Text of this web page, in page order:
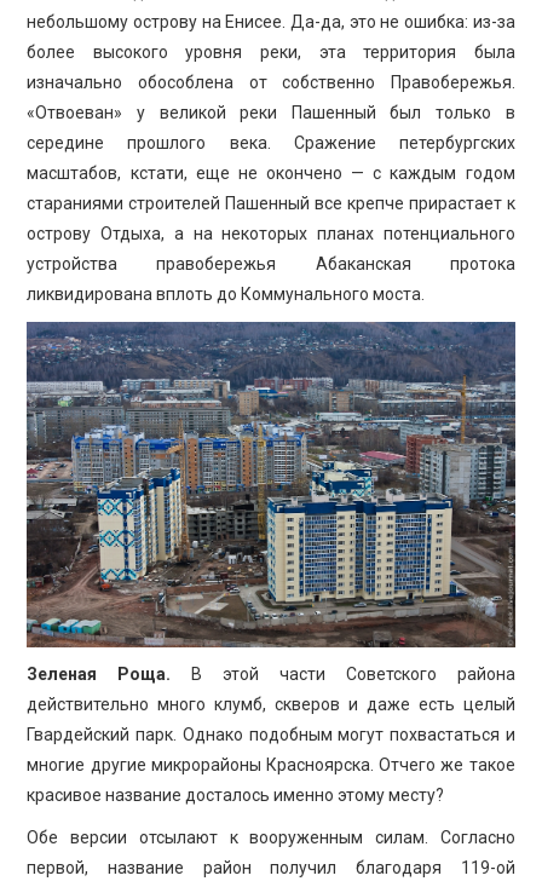
небольшому острову на Енисее. Да-да, это не ошибка: из-за
более высокого уровня реки, эта территория была
изначально обособлена от собственно Правобережья.
«Отвоеван» у великой реки Пашенный был только в
середине прошлого века. Сражение петербургских
масштабов, кстати, еще не окончено — с каждым годом
стараниями строителей Пашенный все крепче прирастает к
острову Отдыха, а на некоторых планах потенциального
устройства правобережья Абаканская протока
ликвидирована вплоть до Коммунального моста.
Зеленая Роща.
В этой части Советского района
действительно много клумб, скверов и даже есть целый
Гвардейский парк. Однако подобным могут похвастаться и
многие другие микрорайоны Красноярска. Отчего же такое
красивое название досталось именно этому месту?
Обе версии отсылают к вооруженным силам. Согласно
первой, название район получил благодаря 119-ой